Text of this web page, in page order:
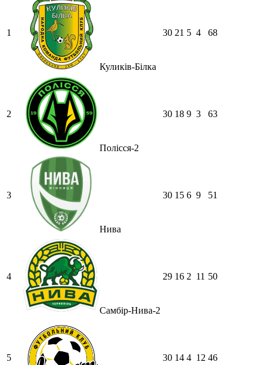
1
Куликів-Білка
30 21 5 4 68
2
Полісся-2
30 18 9 3 63
3
Нива
30 15 6 9 51
4
Самбір-Нива-2
29 16 2 11 50
5 30 14 4 12 46